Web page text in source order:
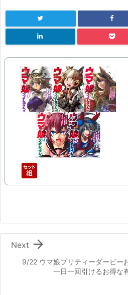
9/22 ウマ娘プリティーダービー
一日一回引けるお得な

Next